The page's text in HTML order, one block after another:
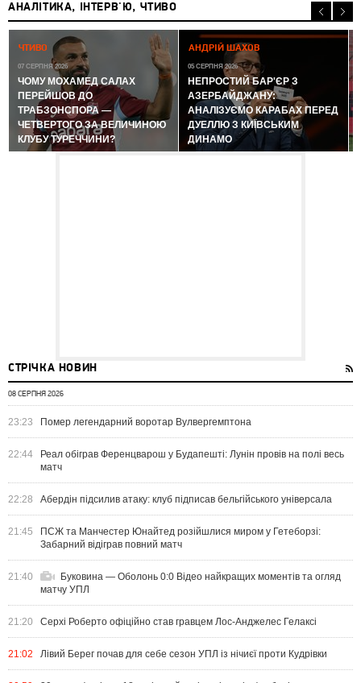
АНАЛІТИКА, ІНТЕРВ'Ю, ЧТИВО
ЧТИВО
07 СЕРПНЯ 2026
ЧОМУ МОХАМЕД САЛАХ
ПЕРЕЙШОВ ДО
ТРАБЗОНСПОРА —
ЧЕТВЕРТОГО ЗА ВЕЛИЧИНОЮ
КЛУБУ ТУРЕЧЧИНИ?
АНДРІЙ ШАХОВ
05 СЕРПНЯ 2026
НЕПРОСТИЙ БАР'ЄР З
АЗЕРБАЙДЖАНУ:
АНАЛІЗУЄМО КАРАБАХ ПЕРЕД
ДУЕЛЛЮ З КИЇВСЬКИМ
ДИНАМО
СТРІЧКА НОВИН
08 СЕРПНЯ 2026
23:23 Помер легендарний воротар Вулвергемптона
22:44
Реал обіграв Ференцварош у Будапешті: Лунін провів на полі весь
матч
22:28 Абердін підсилив атаку: клуб підписав бельгійського універсала
21:45
ПСЖ та Манчестер Юнайтед розійшлися миром у Гетеборзі:
Забарний відіграв повний матч
21:40
Буковина — Оболонь 0:0 Відео найкращих моментів та огляд
матчу УПЛ
21:20 Серхі Роберто офіційно став гравцем Лос-Анджелес Гелаксі
21:02 Лівий Берег почав для себе сезон УПЛ із нічиєї проти Кудрівки